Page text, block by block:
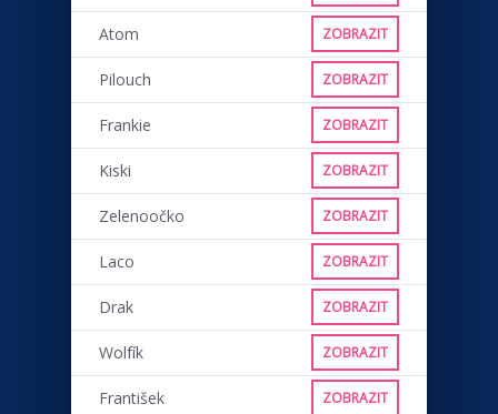
Atom ZOBRAZIT
Pilouch ZOBRAZIT
Frankie ZOBRAZIT
Kiski ZOBRAZIT
Zelenoočko ZOBRAZIT
Laco ZOBRAZIT
Drak ZOBRAZIT
Wolfík ZOBRAZIT
František ZOBRAZIT